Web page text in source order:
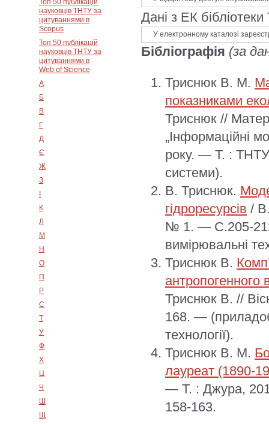
Топ 50 публікацій
науковців ТНТУ за
цитуваннями в
Scopus
Топ 50 публікацій
науковців ТНТУ за
цитуваннями в
Web of Science
А
Б
В
Г
Д
Є
Ж
З
К
Л
М
Н
О
П
Р
С
Т
У
Ф
Х
Ц
Ч
Ш
Щ
Дані з ЕК
У електронному каталозі
Бібліографія (за
Триснюк В. М.
показниками
Триснюк //
„Інформаційні
року. — Т. :
системи).
В. Триснюк.
гідроресурсів /
№ 1. — С.205-
вимірювальні
Триснюк В.
антропогенного
Триснюк В. //
168. —
технології).
Триснюк В. М.
лауреат (1890-
— Т. : Джура,
158-163.